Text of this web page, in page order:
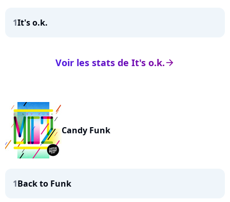
1It's o.k.
arrow_right
Voir les stats de It's o.k.
Candy Funk
1Back to Funk